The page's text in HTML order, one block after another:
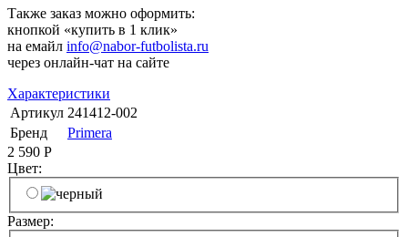
Также заказ можно оформить:
кнопкой «купить в 1 клик»
на емайл info@nabor-futbolista.ru
через онлайн-чат на сайте
Характеристики
Артикул 241412-002
Бренд
Primera
2 590 Р
Цвет:
Размер: